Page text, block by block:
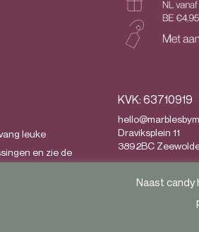
leuke
en zie de
KVK: 63710919
Draviksplein 11
3892BC
Naast candy